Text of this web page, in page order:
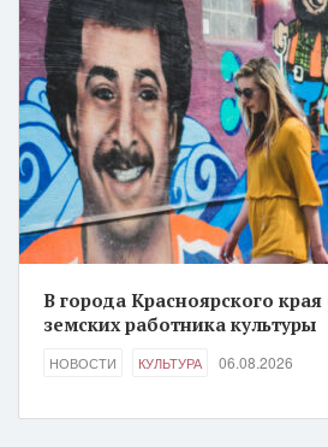
В города Красноярского края
земских работника культуры
НОВОСТИ КУЛЬТУРА 06.08.2026